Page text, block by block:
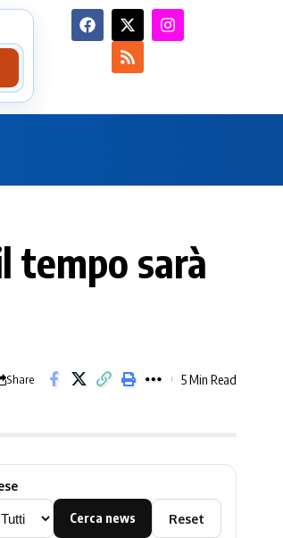
tempo sarà
Share 5 Min Read
Cerca news Reset